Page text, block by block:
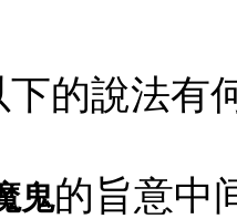
的說法有
鬼的旨意中